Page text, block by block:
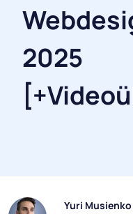
2025
Yuri Musienko